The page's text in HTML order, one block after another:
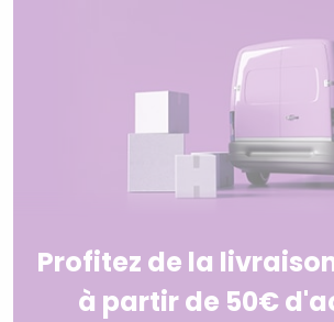
Profitez de la
à partir de 50€